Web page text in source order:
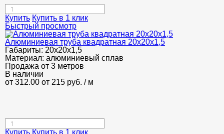
Купить Купить в 1 клик
Быстрый просмотр
Алюминиевая труба квадратная 20х20х1,5
Габариты: 20х20х1,5
Материал: алюминиевый сплав
Продажа от 3 метров
В наличии
от 312.00 от 215 руб. / м
Купить Купить в 1 клик